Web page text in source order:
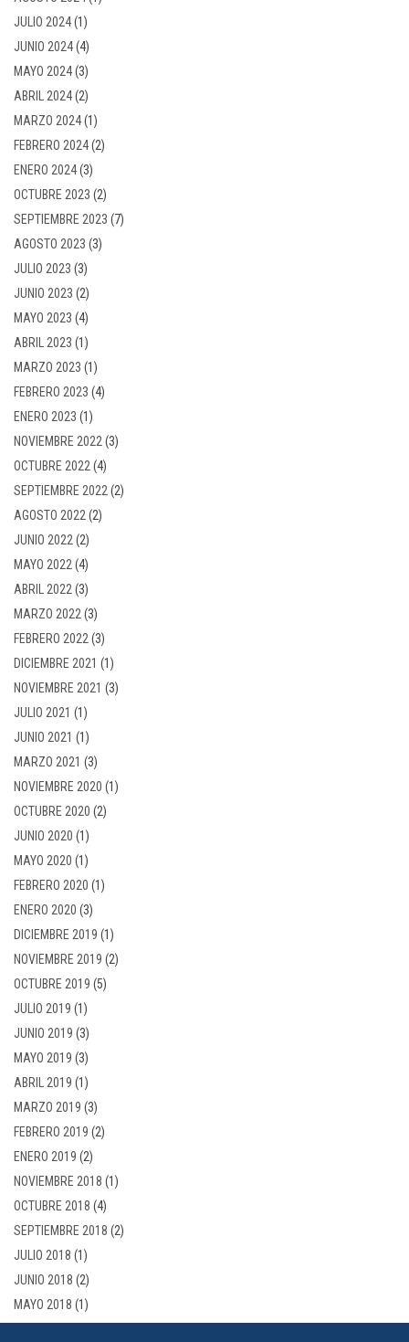
JULIO 2024(1)
JUNIO 2024(4)
MAYO 2024(3)
ABRIL 2024(2)
MARZO 2024(1)
FEBRERO 2024(2)
ENERO 2024(3)
OCTUBRE 2023 (2)
SEPTIEMBRE 2023 (7)
AGOSTO 2023 (3)
JULIO 2023 (3)
JUNIO 2023 (2)
MAYO 2023 (4)
ABRIL 2023 (1)
MARZO 2023 (1)
FEBRERO 2023 (4)
ENERO 2023 (1)
NOVIEMBRE 2022 (3)
OCTUBRE 2022 (4)
SEPTIEMBRE 2022 (2)
AGOSTO 2022 (2)
JUNIO 2022 (2)
MAYO 2022 (4)
ABRIL 2022 (3)
MARZO 2022 (3)
FEBRERO 2022 (3)
DICIEMBRE 2021 (1)
NOVIEMBRE 2021 (3)
JULIO 2021 (1)
JUNIO 2021 (1)
MARZO 2021 (3)
NOVIEMBRE 2020 (1)
OCTUBRE 2020 (2)
JUNIO 2020 (1)
MAYO 2020 (1)
FEBRERO 2020 (1)
ENERO 2020 (3)
DICIEMBRE 2019 (1)
NOVIEMBRE 2019 (2)
OCTUBRE 2019 (5)
JULIO 2019 (1)
JUNIO 2019 (3)
MAYO 2019 (3)
ABRIL 2019 (1)
MARZO 2019 (3)
FEBRERO 2019 (2)
ENERO 2019 (2)
NOVIEMBRE 2018 (1)
OCTUBRE 2018 (4)
SEPTIEMBRE 2018 (2)
JULIO 2018 (1)
JUNIO 2018 (2)
MAYO 2018 (1)